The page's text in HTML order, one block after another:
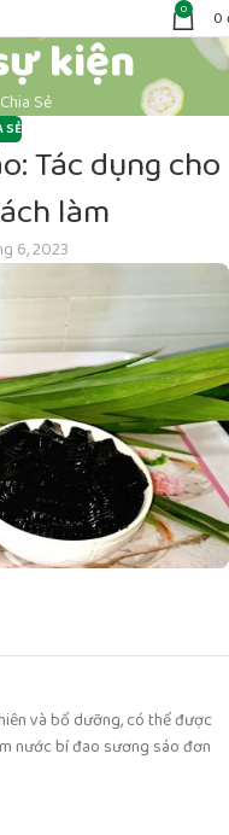
0 0
kiện
Sẻ
SẺ
Tác dụng cho
làm
6, 2023
và bổ dưỡng, có thể được
nước bí đao sương sáo đơn